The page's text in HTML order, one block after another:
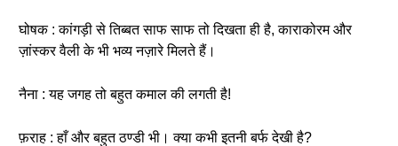
घोषक : कांगड़ी से तिब्बत साफ साफ तो दिखता ही है, काराकोरम और
ज़ांस्कर वैली के भी भव्य नज़ारे मिलते हैं।
नैना : यह जगह तो बहुत कमाल की लगती है!
फ़राह : हाँ और बहुत ठण्डी भी। क्या कभी इतनी बर्फ देखी है?